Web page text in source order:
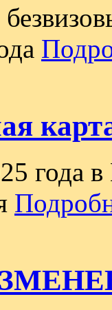
года в